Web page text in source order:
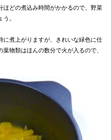
ほどの煮込み時間がかかるので、野菜
。
に煮上がりますが、きれいな緑色に仕
物類はほんの数分で火が入るので、